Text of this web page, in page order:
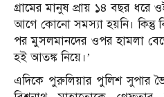
গ্রামের মানুষ প্রায় ১৪ বছর
আগে কোনো সমস্যা হয়নি। কিন্তু
পর মুসলমানদের ওপর হামলা
হই আতঙ্ক নিয়ে।’
এদিকে পুরুলিয়ার পুলিশ সুপার